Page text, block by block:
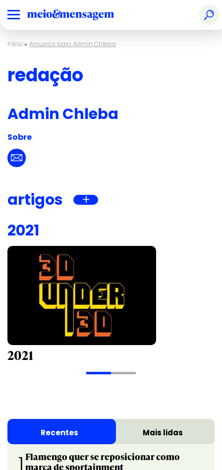
Início ▸Arquivos para Admin Chleba
redação
Admin Chleba
Sobre
artigos
2021
2021
Recentes Mais lidas
1 Flamengo quer se reposicionar como
marca de sportainment